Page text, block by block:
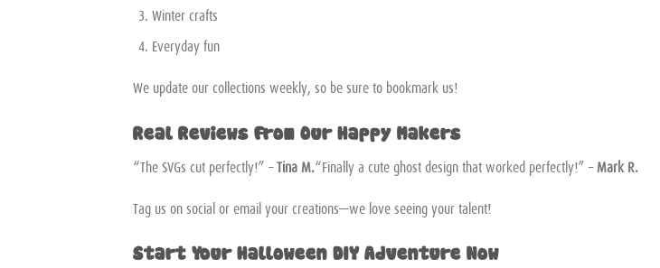
Winter crafts
Everyday fun
We update our collections weekly, so be sure to bookmark us!
Real Reviews From Our Happy Makers
“The SVGs cut perfectly!” –Tina M.“Finally a cute ghost design that worked perfectly!” –Mark R.
Tag us on social or email your creations—we love seeing your talent!
Start Your Halloween DIY Adventure Now